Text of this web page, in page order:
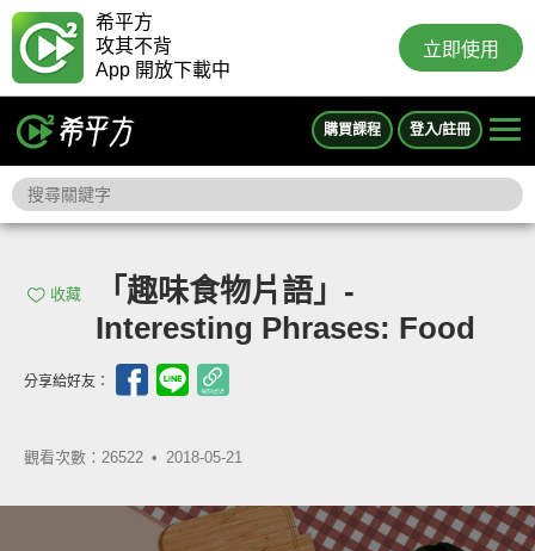
希平方
攻其不背
App 開放下載中
立即使用
購買課程 登入/註冊
收藏
「趣味食物片語」-
Interesting Phrases: Food
分享給好友：
觀看次數：26522 • 2018-05-21